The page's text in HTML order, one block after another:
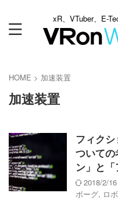
xR、VTuber、E-
HOME > 加速装置
加速装置
フィク
ついての
ン」と「
2018/2/16
ボーグ, ロ